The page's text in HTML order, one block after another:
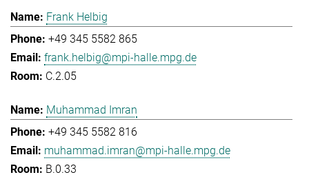
Frank Helbig
+49 345 5582 865
frank.helbig@mpi-halle.mpg.de
C.2.05
Muhammad Imran
+49 345 5582 816
muhammad.imran@mpi-halle.mpg.de
B.0.33